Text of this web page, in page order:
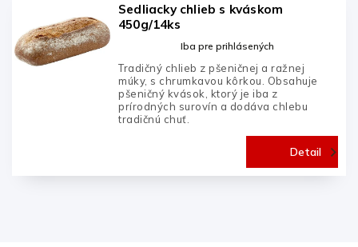
Sedliacky chlieb s kváskom
450g/14ks
Iba pre prihlásených
Detail
Tradičný chlieb z pšeničnej a ražnej
múky, s chrumkavou kôrkou. Obsahuje
pšeničný kvások, ktorý je iba z
prírodných surovín a dodáva chlebu
tradičnú chuť.